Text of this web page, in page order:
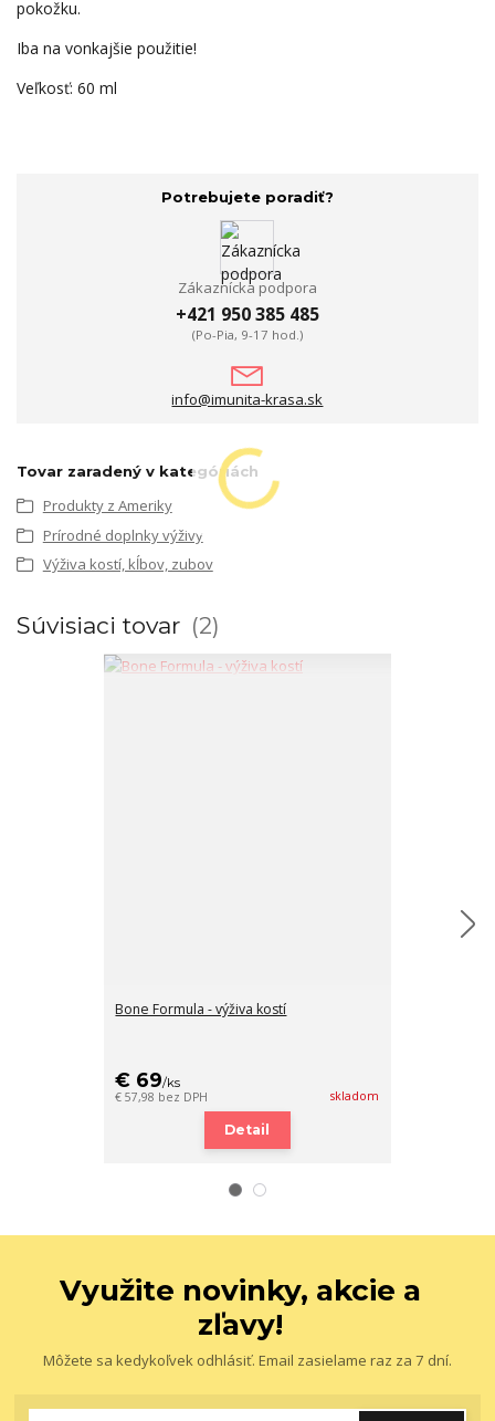
pokožku.
Iba na vonkajšie použitie!
Veľkosť: 60 ml
Potrebujete poradiť?
Zákaznícka podpora
+421 950 385 485
(Po-Pia, 9-17 hod.)
info@imunita-krasa.sk
Tovar zaradený v kategóriách
Produkty z Ameriky
Prírodné doplnky výživy
Výživa kostí, kĺbov, zubov
Súvisiaci tovar 2
Bone Formula - výživa kostí
€ 69/ks
€ 57,98 bez DPH skladom
Detail
Využite novinky, akcie a
zľavy!
Môžete sa kedykoľvek odhlásiť. Email zasielame raz za 7 dní.